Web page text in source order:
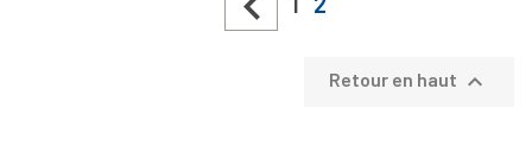
Retour en haut 